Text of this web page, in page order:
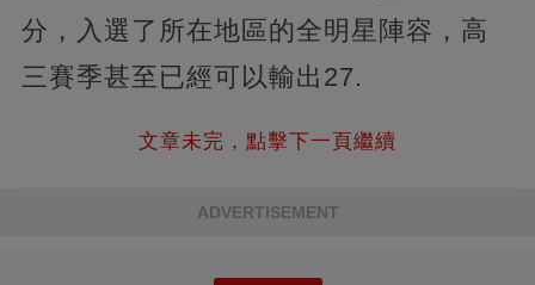
分，入選了所在地區的全明星陣容，高
三賽季甚至已經可以輸出27.
文章未完，點擊下一頁繼續
ADVERTISEMENT